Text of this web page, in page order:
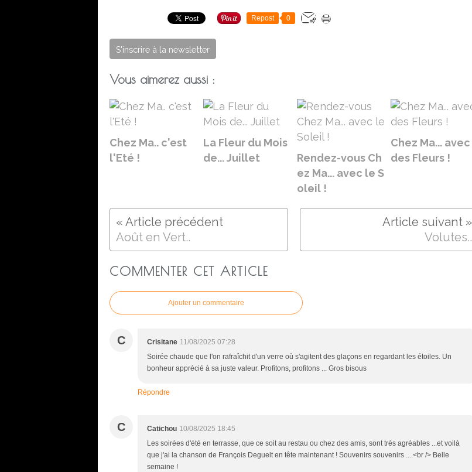
Repost 0
S'inscrire à la newsletter
Vous aimerez aussi :
Chez Ma.. c'est
l'Eté !
La Fleur du Mois
de... Juillet
Rendez-vous Ch
ez Ma... avec le S
oleil !
Chez Ma... avec
des Fleurs !
Août en Vert.. Volutes..
COMMENTER CET ARTICLE
Ajouter un commentaire
C Crisitane 11/08/2025 07:28
Soirée chaude que l'on rafraîchit d'un verre où s'agitent des glaçons en regardant les étoiles. Un
bonheur apprécié à sa juste valeur. Profitons, profitons ... Gros bisous
Répondre
C Catichou 10/08/2025 18:45
Les soirées d'été en terrasse, que ce soit au restau ou chez des amis, sont très agréables ...et voilà
que j'ai la chanson de François Deguelt en tête maintenant ! Souvenirs souvenirs ....<br /> Belle
semaine !